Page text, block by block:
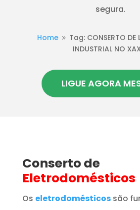
segura.
Home 9 Tag: CONSERTO
INDUSTRIAL NO
LIGUE AGORA
Conserto de
Eletrodomésticos
Os eletrodomésticos são